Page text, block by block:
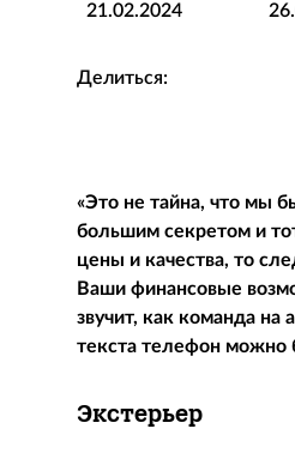
21.02.2024
Делиться:
«Это не тайна, что мы
большим секретом и
цены и качества, то
Ваши финансовые
звучит, как команда на
текста телефон можно
Экстерьер